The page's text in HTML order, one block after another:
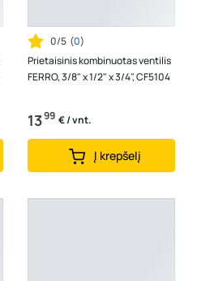
0/5 (0)
Prietaisinis kombinuotas ventilis
FERRO, 3/8" x 1/2" x 3/4", CF5104
1399 € / vnt.
Į krepšelį